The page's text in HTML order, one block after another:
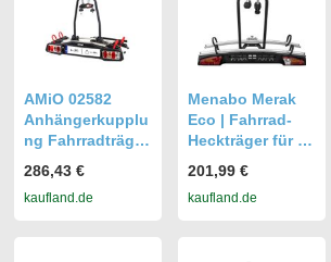
AMiO 02582
Anhängerkupplu
ng Fahrradträger
286,43 €
kaufland.de
Menabo Merak
Eco | Fahrrad-
Heckträger für 2
Anhängerkupplu
ng - Aluminium
201,99 €
kaufland.de